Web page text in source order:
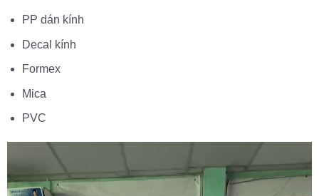
PP dán kính
Decal kính
Formex
Mica
PVC